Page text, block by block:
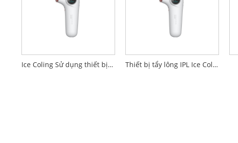
Ice Coling Sử dụng thiết bị triệt lông IPL tại nhà Thiết bị tẩy lông IPL Ice Coling